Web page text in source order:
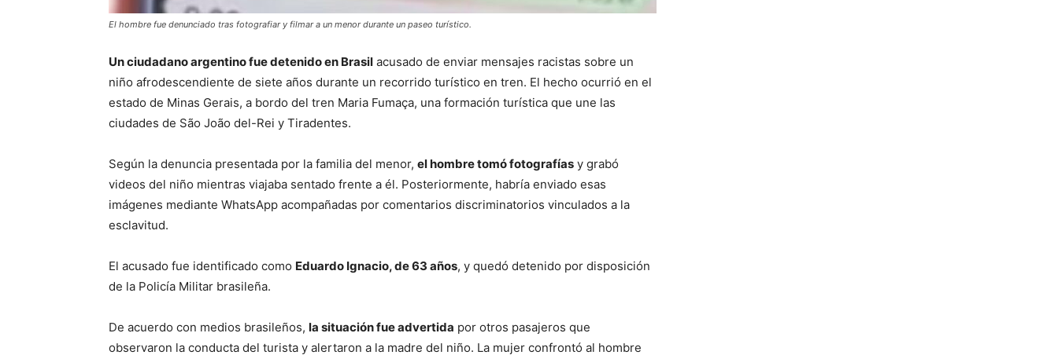
El hombre fue denunciado tras fotografiar y filmar a un menor durante un paseo turístico.
Un ciudadano argentino fue detenido en Brasil acusado de enviar mensajes racistas sobre un
niño afrodescendiente de siete años durante un recorrido turístico en tren. El hecho ocurrió en el
estado de Minas Gerais, a bordo del tren Maria Fumaça, una formación turística que une las
ciudades de São João del-Rei y Tiradentes.
Según la denuncia presentada por la familia del menor, el hombre tomó fotografías y grabó
videos del niño mientras viajaba sentado frente a él. Posteriormente, habría enviado esas
imágenes mediante WhatsApp acompañadas por comentarios discriminatorios vinculados a la
esclavitud.
El acusado fue identificado como Eduardo Ignacio, de 63 años, y quedó detenido por disposición
de la Policía Militar brasileña.
De acuerdo con medios brasileños, la situación fue advertida por otros pasajeros que
observaron la conducta del turista y alertaron a la madre del niño. La mujer confrontó al hombre